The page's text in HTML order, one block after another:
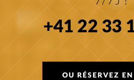
+41 22 33
OU RÉSERVEZ